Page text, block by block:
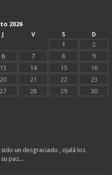
2026
J V S
D
1
2
6 7 8
9
13 14 15
16
20 21 22
23
27 28 29
30
sido un desgraciado , ojalá los
paz...